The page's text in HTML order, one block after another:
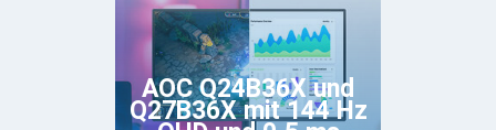
AOC Q24B36X und
Q27B36X mit 144 Hz